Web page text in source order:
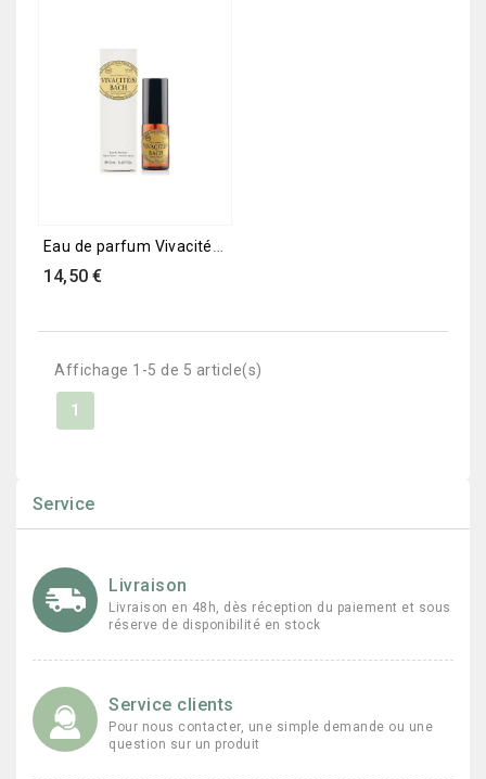
Prix
14,50 €
Affichage 1-5 de 5 article(s)
1
Service
Livraison
Livraison en 48h, dès réception du paiement et sous
réserve de disponibilité en stock
Service clients
Pour nous contacter, une simple demande ou une
question sur un produit